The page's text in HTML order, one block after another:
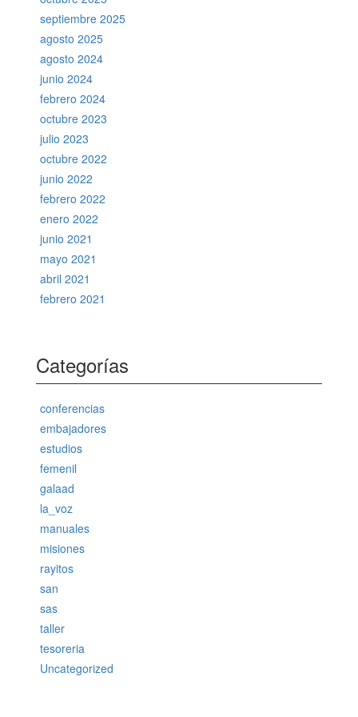
septiembre 2025
agosto 2025
agosto 2024
junio 2024
febrero 2024
octubre 2023
julio 2023
octubre 2022
junio 2022
febrero 2022
enero 2022
junio 2021
mayo 2021
abril 2021
febrero 2021
Categorías
conferencias
embajadores
estudios
femenil
galaad
la_voz
manuales
misiones
rayitos
san
sas
taller
tesoreria
Uncategorized